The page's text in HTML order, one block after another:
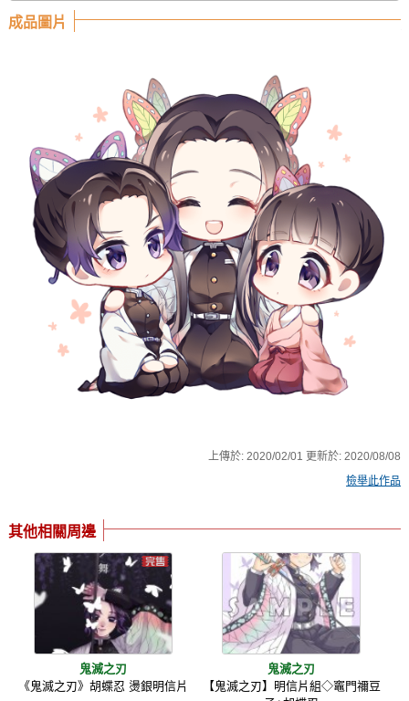
成品圖片
上傳於:2020/02/01 更新於:2020/08/08
檢舉此作品
其他相關周邊
鬼滅之刃
《鬼滅之刃》胡蝶忍 燙銀明信片
鬼滅之刃
【鬼滅之刃】明信片組◇竈門禰豆